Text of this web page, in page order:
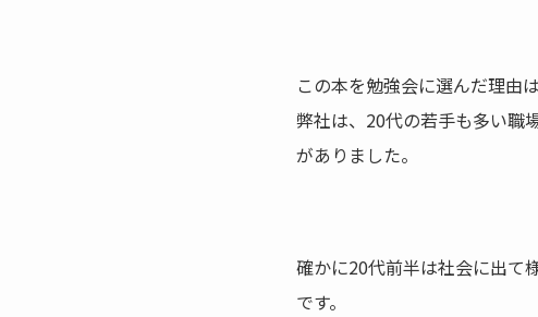
この本を勉強会に選んだ理由
弊社は、20代の若手も多い職
がありました。
確かに20代前半は社会に出て
です。